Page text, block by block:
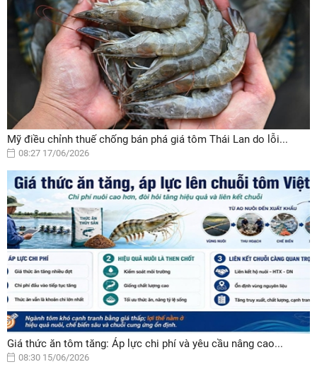
Mỹ điều chỉnh thuế chống bán phá giá tôm Thái Lan do lỗi...
08:27 17/06/2026
Giá thức ăn tôm tăng: Áp lực chi phí và yêu cầu nâng cao...
08:30 15/06/2026